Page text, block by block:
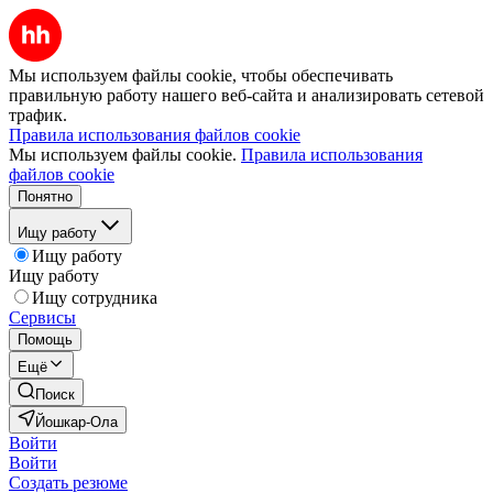
Мы используем файлы cookie, чтобы обеспечивать
правильную работу нашего веб-сайта и анализировать сетевой
трафик.
Правила использования файлов cookie
Мы используем файлы cookie. Правила использования
файлов cookie
Понятно
Ищу работу
Ищу работу
Ищу работу
Ищу сотрудника
Сервисы
Помощь
Ещё
Поиск
Йошкар-Ола
Войти
Войти
Создать резюме